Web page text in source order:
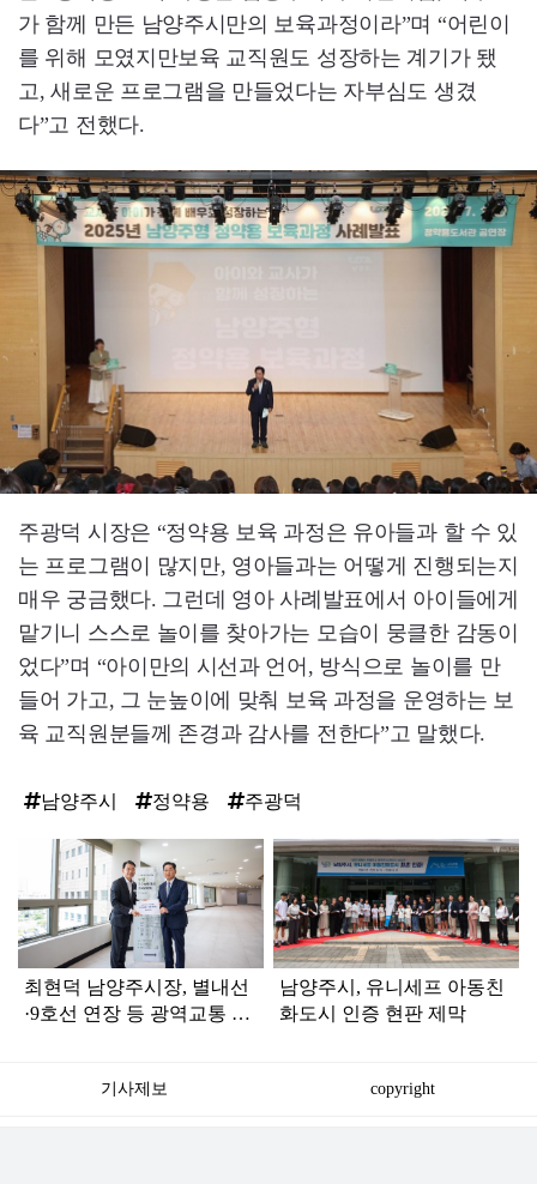
가 함께 만든 남양주시만의 보육과정이라”며 “어린이
를 위해 모였지만보육 교직원도 성장하는 계기가 됐
고, 새로운 프로그램을 만들었다는 자부심도 생겼
다”고 전했다.
주광덕 시장은 “정약용 보육 과정은 유아들과 할 수 있
는 프로그램이 많지만, 영아들과는 어떻게 진행되는지
매우 궁금했다. 그런데 영아 사례발표에서 아이들에게
맡기니 스스로 놀이를 찾아가는 모습이 뭉클한 감동이
었다”며 “아이만의 시선과 언어, 방식으로 놀이를 만
들어 가고, 그 눈높이에 맞춰 보육 과정을 운영하는 보
육 교직원분들께 존경과 감사를 전한다”고 말했다.
남양주시 정약용 주광덕
인
최현덕 남양주시장, 별내선
·9호선 연장 등 광역교통 정
남양주시, 유니세프 아동친
화도시 인증 현판 제막
기사제보 copyright